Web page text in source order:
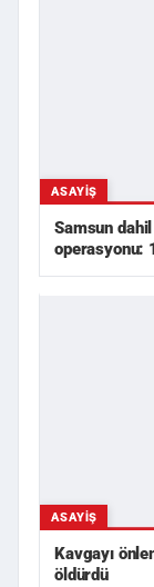
ASAYIŞ
Samsun
operasyonu:
ASAYIŞ
Kavgayı
öldürdü